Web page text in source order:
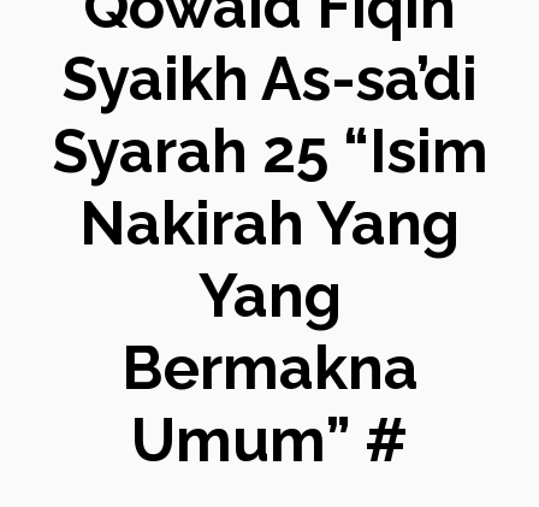
Syaikh As-sa’di
Syarah 25 “Isim
Nakirah Yang
Yang
Bermakna
Umum” #